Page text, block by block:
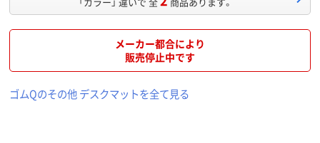
メーカー都合により
販売停止中です
ゴムQのその他 デスクマットを全て見る